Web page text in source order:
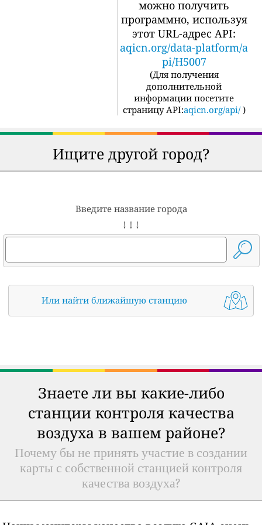
можно получить
программно, используя
этот URL-адрес API:
aqicn.org/data-platform/a
pi/H5007
(Для получения
дополнительной
информации посетите
страницу API:aqicn.org/api/ )
Ищите другой город?
Введите название города
↓ ↓ ↓
Или найти ближайшую станцию
Знаете ли вы какие-либо
станции контроля качества
воздуха в вашем районе?
Почему бы не принять участие в создании
карты с собственной станцией контроля
качества воздуха?